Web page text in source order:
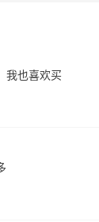
我也喜欢买